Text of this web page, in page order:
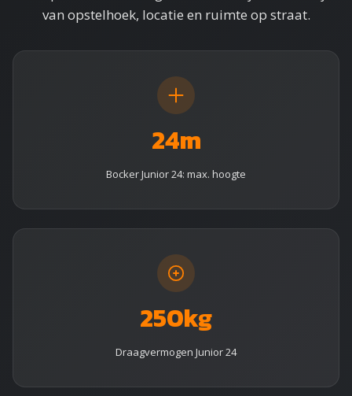
van opstelhoek, locatie en ruimte op straat.
24m
Bocker Junior 24: max. hoogte
250kg
Draagvermogen Junior 24